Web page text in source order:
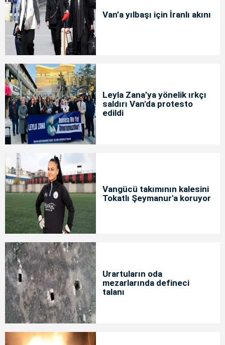
Van’a yılbaşı için İranlı akını
Leyla Zana’ya yönelik ırkçı
saldırı Van'da protesto
edildi
Vangücü takımının kalesini
Tokatlı Şeymanur'a koruyor
Urartuların oda
mezarlarında defineci
talanı